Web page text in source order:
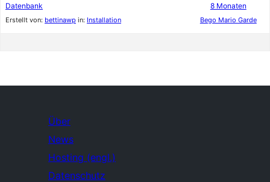
Datenbank
Erstellt von: bettinawp in: Installation
8 Monaten
Bego Mario Garde
Über
News
Hosting (engl.)
Datenschutz